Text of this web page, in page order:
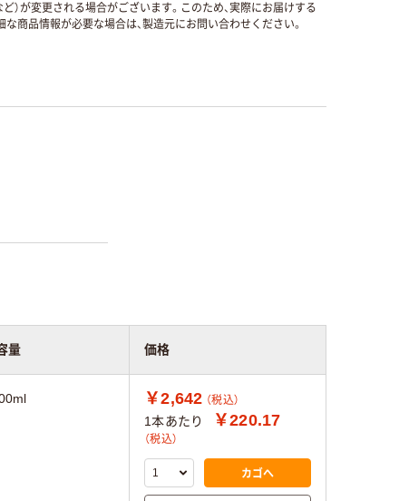
）が変更される場合がございます。このため、実際にお届けする
商品情報が必要な場合は、製造元にお問い合わせください。
量 価格
￥2,642 （税込）
1本あたり ￥220.17
（税込）
カゴへ